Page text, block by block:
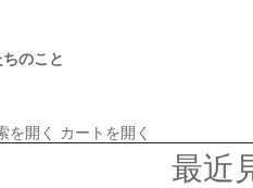
のこと
を開く カートを開く
最近